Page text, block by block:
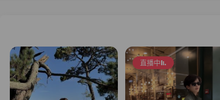
直播中